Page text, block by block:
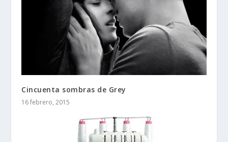
Cincuenta sombras de Grey
16 febrero, 2015